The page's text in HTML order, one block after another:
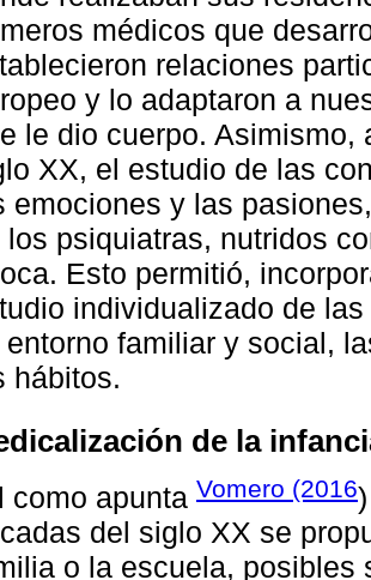
médicos que
relaciones
y lo adaptaron a
le dio cuerpo. Asimismo,
XX, el estudio de las
emociones y las
los psiquiatras, nutridos
Esto permitió,
individualizado de
entorno familiar y social,
hábitos.
de la
como apunta Vomero (2016
del siglo XX se
o la escuela, posibles